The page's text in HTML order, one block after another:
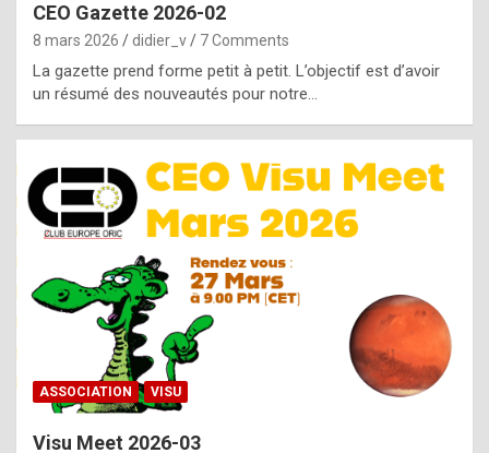
g
e
n
u
i
n
e
R
o
CEO Gazette 2026-02
8 mars 2026 didier_v 7 Comments
La gazette prend forme petit à petit. L’objectif est d’avoir
un résumé des nouveautés pour notre…
ASSOCIATION VISU
Visu Meet 2026-03